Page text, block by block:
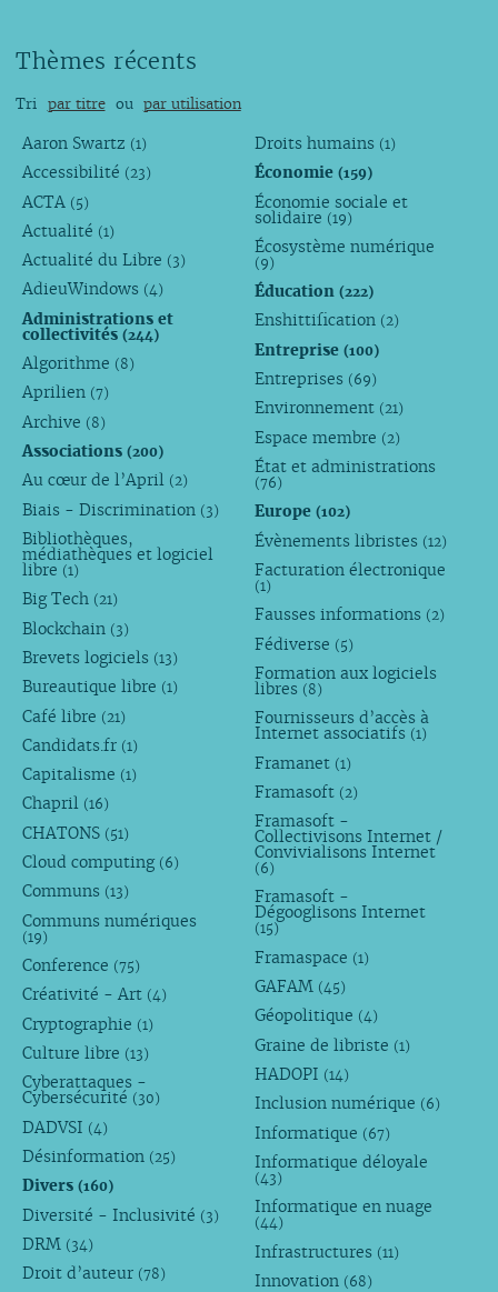
Thèmes récents
Tri par titre ou par utilisation
Aaron Swartz (1)
Accessibilité (23)
ACTA (5)
Actualité (1)
Actualité du Libre (3)
AdieuWindows (4)
Administrations et
collectivités (244)
Algorithme (8)
Aprilien (7)
Archive (8)
Associations (200)
Au cœur de l’April (2)
Biais - Discrimination (3)
Bibliothèques,
médiathèques et logiciel
libre (1)
Big Tech (21)
Blockchain (3)
Brevets logiciels (13)
Bureautique libre (1)
Café libre (21)
Candidats.fr (1)
Capitalisme (1)
Chapril (16)
CHATONS (51)
Cloud computing (6)
Communs (13)
Communs numériques
(19)
Conference (75)
Créativité - Art (4)
Cryptographie (1)
Culture libre (13)
Cyberattaques -
Cybersécurité (30)
DADVSI (4)
Désinformation (25)
Divers (160)
Diversité - Inclusivité (3)
DRM (34)
Droit d’auteur (78)
Droits humains (1)
Économie(159)
Économie sociale et
solidaire (19)
Écosystème numérique
(9)
Éducation(222)
Enshittification (2)
Entreprise(100)
Entreprises (69)
Environnement (21)
Espace membre (2)
État et administrations
(76)
Europe(102)
Évènements libristes (12)
Facturation électronique
(1)
Fausses informations (2)
Fédiverse (5)
Formation aux logiciels
libres (8)
Fournisseurs d’accès à
Internet associatifs (1)
Framanet (1)
Framasoft (2)
Framasoft -
Collectivisons Internet /
Convivialisons Internet
(6)
Framasoft -
Dégooglisons Internet
(15)
Framaspace (1)
GAFAM (45)
Géopolitique (4)
Graine de libriste (1)
HADOPI (14)
Inclusion numérique (6)
Informatique (67)
Informatique déloyale
(43)
Informatique en nuage
(44)
Infrastructures (11)
Innovation (68)